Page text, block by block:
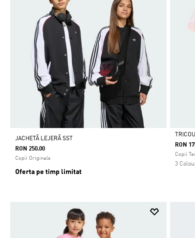
JACHETĂ LEJERĂ SST
RON 250.00
Copii Originals
Oferta pe timp limitat
Da
RON
Copii
3